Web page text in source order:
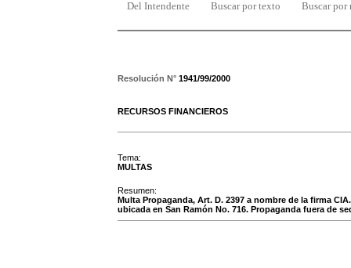
Del Intendente Buscar por texto Buscar por
Resolución N° 1941/99/2000
RECURSOS FINANCIEROS
Tema:
MULTAS
Resumen:
Multa Propaganda, Art. D. 2397 a nombre de la firma
ubicada en San Ramón No. 716. Propaganda fuera de